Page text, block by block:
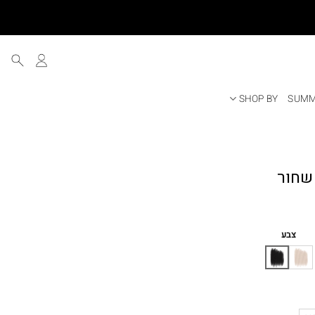
SHOP BY
צבע